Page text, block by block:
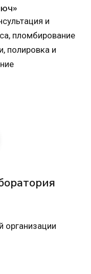
и
пломбирование
полировка и
организации